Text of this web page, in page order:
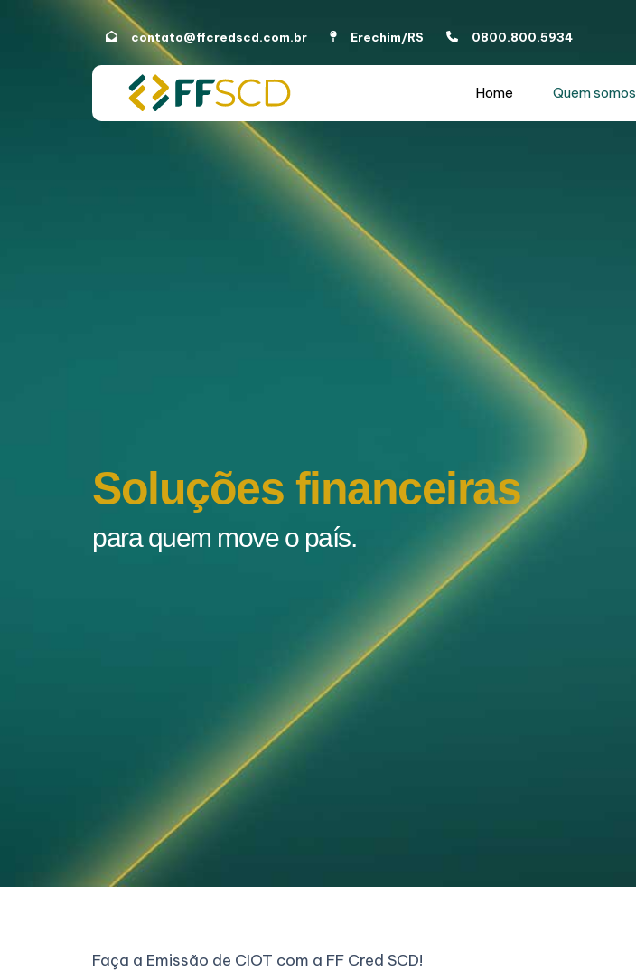
contato@ffcredscd.com.br Erechim/RS 0800.800.5934
Home Quem somos
Soluções financeiras
para quem move o país.
Faça a Emissão de CIOT com a FF Cred SCD!